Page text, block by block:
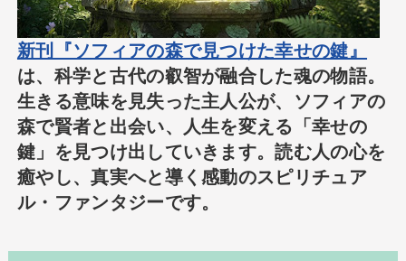
新刊『ソフィアの森で見つけた幸せの鍵』
は、科学と古代の叡智が融合した魂の物語。
生きる意味を見失った主人公が、ソフィアの
森で賢者と出会い、人生を変える「幸せの
鍵」を見つけ出していきます。読む人の心を
癒やし、真実へと導く感動のスピリチュア
ル・ファンタジーです。